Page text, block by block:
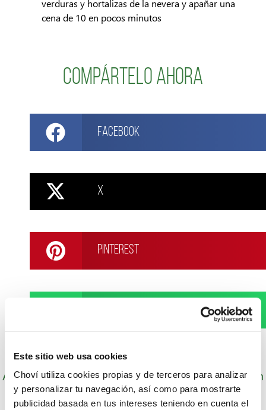
Este sitio web usa cookies
Choví utiliza cookies propias y de terceros para analizar
y personalizar tu navegación, así como para mostrarte
publicidad basada en tus intereses teniendo en cuenta el
verduras y hortalizas de la nevera y apañar una
cena de 10 en pocos minutos
Compártelo ahora
Facebook
X
Pinterest
Autor: Cocineros de Choví, expertos en recetas con
salsas para el disfrute.